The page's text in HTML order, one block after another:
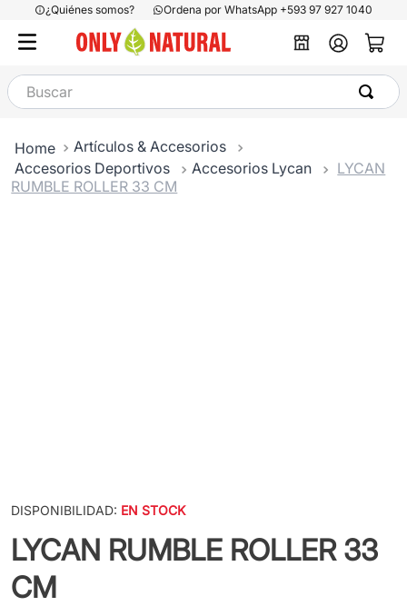
¿Quiénes somos? Ordena por WhatsApp +593 97 927 1040
Buscar
Artículos & Accesorios
Accesorios Deportivos
Accesorios Lycan
LYCAN
RUMBLE ROLLER 33 CM
DISPONIBILIDAD: EN STOCK
LYCAN RUMBLE ROLLER 33
CM